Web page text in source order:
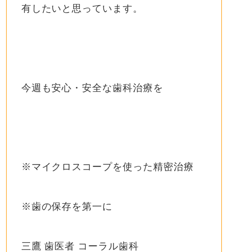
有したいと思っています。
今週も安心・安全な歯科治療を
※マイクロスコープを使った精密治療
※歯の保存を第一に
三鷹 歯医者 コーラル歯科